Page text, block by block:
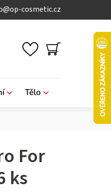
@op-cosmetic.cz
NÁKUPNÍ
Tělo
For
ks